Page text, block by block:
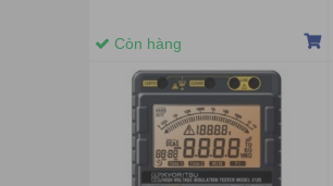
Còn hàng